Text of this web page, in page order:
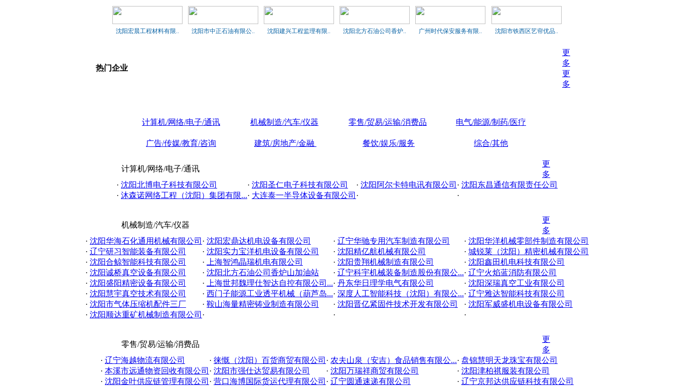
沈阳宏晨工程材料有限.. 沈阳市中正石油有限公.. 沈阳建兴工程监理有限.. 沈阳北方石油公司香炉.. 广州时代保安服务有限.. 沈阳市铁西区艺帘优品..
热门企业
更
多
更
多
计算机/网络/电子/通讯 机械制造/汽车/仪器 零售/贸易/运输/消费品 电气/能源/制药/医疗
广告/传媒/教育/咨询 建筑/房地产/金融 餐饮/娱乐/服务 综合/其他
计算机/网络/电子/通讯
更
多
· 沈阳北博电子科技有限公司 · 沈阳圣仁电子科技有限公司 · 沈阳阿尔卡特电讯有限公司 · 沈阳东昌通信有限责任公司
· 沐森诺网络工程（沈阳）集团有限...· 大连泰一半导体设备有限公司 · ·
机械制造/汽车/仪器
更
多
· 沈阳华海石化通用机械有限公司 · 沈阳宏鼎达机电设备有限公司 · 辽宁华驰专用汽车制造有限公司 · 沈阳华洋机械零部件制造有限公司
· 辽宁研习智能装备有限公司 · 沈阳实力宝洋机电设备有限公司 · 沈阳精亿航机械有限公司 · 城锐莱（沈阳）精密机械有限公司
· 沈阳合鲸智能科技有限公司 · 上海智鸿晶瑞机电有限公司 · 沈阳贵翔机械制造有限公司 · 沈阳鑫田机电科技有限公司
· 沈阳诚桥真空设备有限公司 · 沈阳北方石油公司香炉山加油站 · 辽宁科宇机械装备制造股份有限公...· 辽宁火焰蓝消防有限公司
· 沈阳盛阳精密设备有限公司 · 上海世邦魏理仕智达自控有限公司...· 丹东华日理学电气有限公司 · 沈阳深瑞真空工业有限公司
· 沈阳慧宇真空技术有限公司 · 西门子能源工业透平机械（葫芦岛...· 深度人工智能科技（沈阳）有限公...· 辽宁雅达智能科技有限公司
· 沈阳市气体压缩机配件三厂 · 鞍山海量精密铸业制造有限公司 · 沈阳晋亿紧固件技术开发有限公司 · 沈阳军威盛机电设备有限公司
· 沈阳顺达重矿机械制造有限公司 · · ·
零售/贸易/运输/消费品
更
多
· 辽宁海越物流有限公司 · 徕慨（沈阳）百货商贸有限公司 · 农夫山泉（安吉）食品销售有限公...· 盘锦慧明天龙珠宝有限公司
· 本溪市远通物资回收有限公司 · 沈阳市强仕达贸易有限公司 · 沈阳万瑞祥商贸有限公司 · 沈阳津柏祺服装有限公司
· 沈阳金叶供应链管理有限公司 · 营口海博国际货运代理有限公司 · 辽宁圆通速递有限公司 · 辽宁京邦达供应链科技有限公司